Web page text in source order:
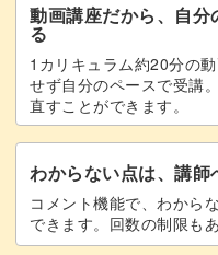
完成♪
動画講座だから、自
る
1カリキュラム約20分の
せず自分のペースで受講
直すことができます。
わからない点は、講師
コメント機能で、わから
できます。回数の制限もあ